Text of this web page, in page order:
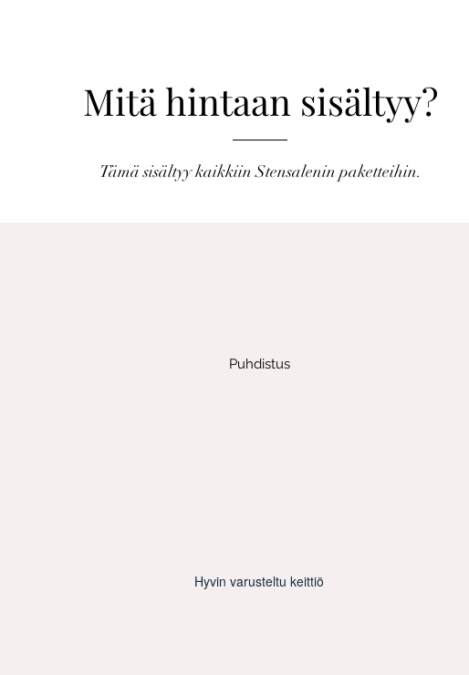
Mitä hintaan sisältyy?
Tämä sisältyy kaikkiin Stensalenin paketteihin.
Puhdistus
Hyvin varusteltu keittiö